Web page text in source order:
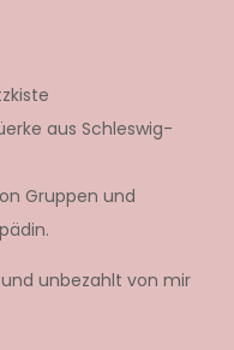
aus Schleswig-
Gruppen und
unbezahlt von mir